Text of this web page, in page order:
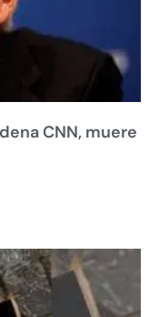
CNN, muere